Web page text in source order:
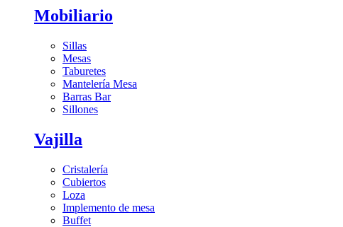
Mobiliario
Sillas
Mesas
Taburetes
Mantelería Mesa
Barras Bar
Sillones
Vajilla
Cristalería
Cubiertos
Loza
Implemento de mesa
Buffet